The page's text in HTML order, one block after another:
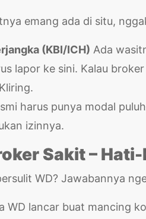
emang ada di situ,
(KBI/ICH) Ada
lapor ke sini. Kalau
harus punya modal
izinnya.
Sakit –
WD? Jawabannya
WD lancar buat mancing